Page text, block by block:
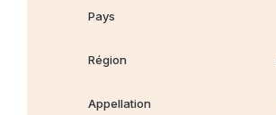
Pays
Région
Appellation